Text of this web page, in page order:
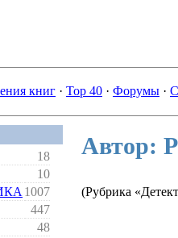
книг · Top 40 · Форумы ·
18
10
1007
447
48
Автор:
(Рубрика